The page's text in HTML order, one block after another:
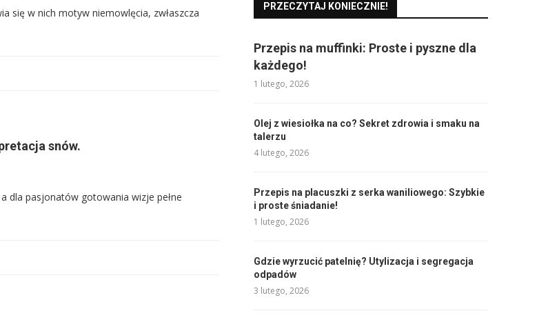
się w nich motyw niemowlęcia, zwłaszcza
snów.
dla pasjonatów gotowania wizje pełne
PRZECZYTAJ KONIECZNIE!
Przepis na muffinki: Proste i pyszne dla
każdego!
1 lutego, 2026
Olej z wiesiołka na co? Sekret zdrowia i smaku na
talerzu
4 lutego, 2026
Przepis na placuszki z serka waniliowego: Szybkie
i proste śniadanie!
1 lutego, 2026
Gdzie wyrzucić patelnię? Utylizacja i segregacja
odpadów
3 lutego, 2026